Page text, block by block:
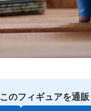
このフィギュアを通